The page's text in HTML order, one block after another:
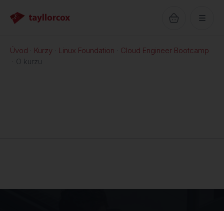
Úvod Kurzy Linux Foundation
Cloud Engineer Bootcamp
O kurzu